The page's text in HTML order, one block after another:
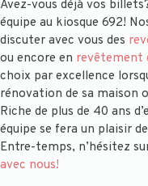
Avez-vous déjà vos
équipe au kiosque 692!
discuter avec vous des
ou encore en revêtement
choix par excellence
rénovation de sa maison
Riche de plus de 40 ans
équipe se fera un plaisir
Entre-temps, n’hésitez
avec nous!